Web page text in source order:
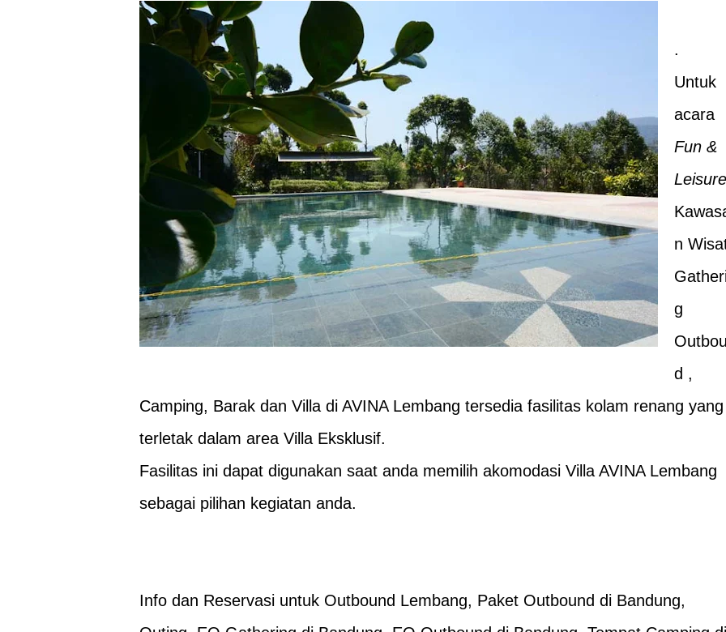
.
Untuk
acara
Fun &
Leisure
n
g
d ,
Camping, Barak dan Villa di AVINA Lembang tersedia fasilitas kolam renang yang
terletak dalam area Villa Eksklusif.
Fasilitas ini dapat digunakan saat anda memilih akomodasi Villa AVINA Lembang
sebagai pilihan kegiatan anda.
Info dan Reservasi untuk Outbound Lembang, Paket Outbound di Bandung,